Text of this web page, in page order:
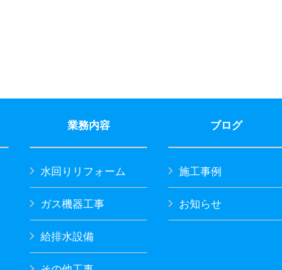
業務内容
水回りリフォーム
ガス機器工事
給排水設備
ブログ
施工事例
お知らせ